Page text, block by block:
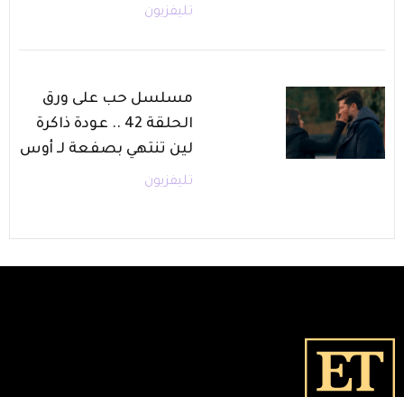
تليفزيون
مسلسل حب على ورق
الحلقة 42 .. عودة ذاكرة
لين تنتهي بصفعة لـ أوس
تليفزيون